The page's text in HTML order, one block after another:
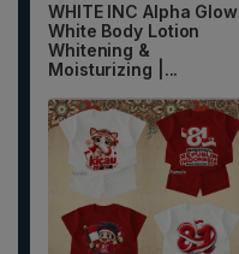
WHITE INC Alpha Glow
White Body Lotion
Whitening &
Moisturizing |...